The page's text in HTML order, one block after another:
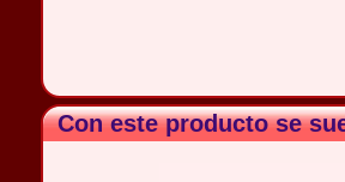
Con este producto se